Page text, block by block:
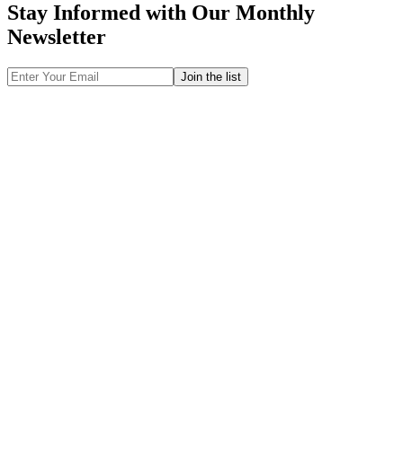
Stay Informed with Our Monthly
Newsletter
Email
Address